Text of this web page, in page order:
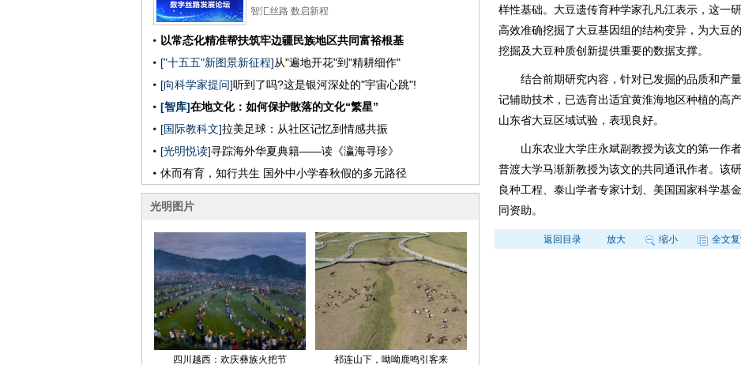
样性基础。大豆遗传育种学家孔凡江表示，这一
高效准确挖掘了大豆基因组的结构变异，为大豆
挖掘及大豆种质创新提供重要的数据支撑。
结合前期研究内容，针对已发掘的品质和产量
记辅助技术，已选育出适宜黄淮海地区种植的高
山东省大豆区域试验，表现良好。
山东农业大学庄永斌副教授为该文的第一作者
普渡大学马渐新教授为该文的共同通讯作者。该
良种工程、泰山学者专家计划、美国国家科学基
同资助。
返回目录 放大 缩小 全文复